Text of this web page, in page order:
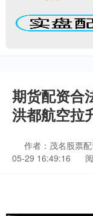
期货配资合
洪都航空拉
作者：茂名股票
05-29 16:49:16